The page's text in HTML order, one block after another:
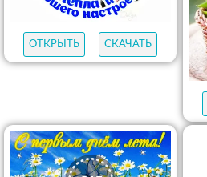
ОТКРЫТЬ СКАЧАТЬ